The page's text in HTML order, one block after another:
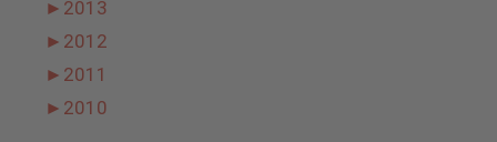
► 2013
► 2012
► 2011
► 2010